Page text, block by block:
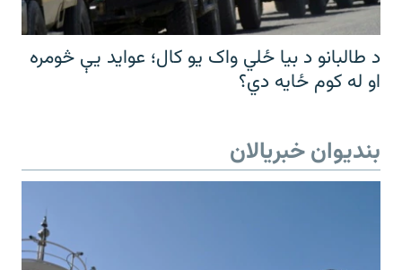
د طالبانو د بیا ځلي واک یو کال؛ عواید یې څومره
او له کوم ځایه دي؟
بندیوان خبریالان